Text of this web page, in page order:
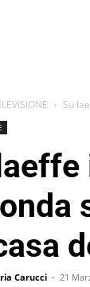
Su
Carucci - 21